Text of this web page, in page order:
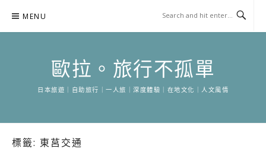
content
MENU
歐拉。旅行不孤單
日本旅遊｜自助旅行｜一人旅｜深度體驗｜在地文化｜人文風情
標籤: 東莒交通